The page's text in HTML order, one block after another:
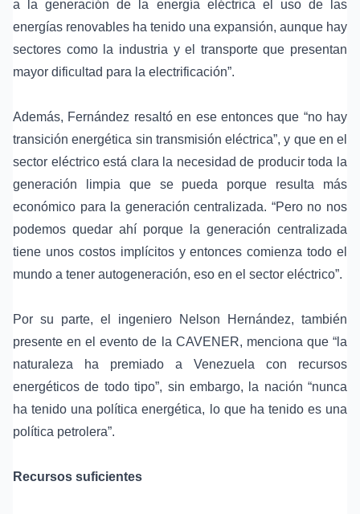
a la generación de la energía eléctrica el uso de las
energías renovables ha tenido una expansión, aunque hay
sectores como la industria y el transporte que presentan
mayor dificultad para la electrificación”.
Además, Fernández resaltó en ese entonces que “no hay
transición energética sin transmisión eléctrica”, y que en el
sector eléctrico está clara la necesidad de producir toda la
generación limpia que se pueda porque resulta más
económico para la generación centralizada. “Pero no nos
podemos quedar ahí porque la generación centralizada
tiene unos costos implícitos y entonces comienza todo el
mundo a tener autogeneración, eso en el sector eléctrico”.
Por su parte, el ingeniero Nelson Hernández, también
presente en el evento de la CAVENER, menciona que “la
naturaleza ha premiado a Venezuela con recursos
energéticos de todo tipo”, sin embargo, la nación “nunca
ha tenido una política energética, lo que ha tenido es una
política petrolera”.
Recursos suficientes